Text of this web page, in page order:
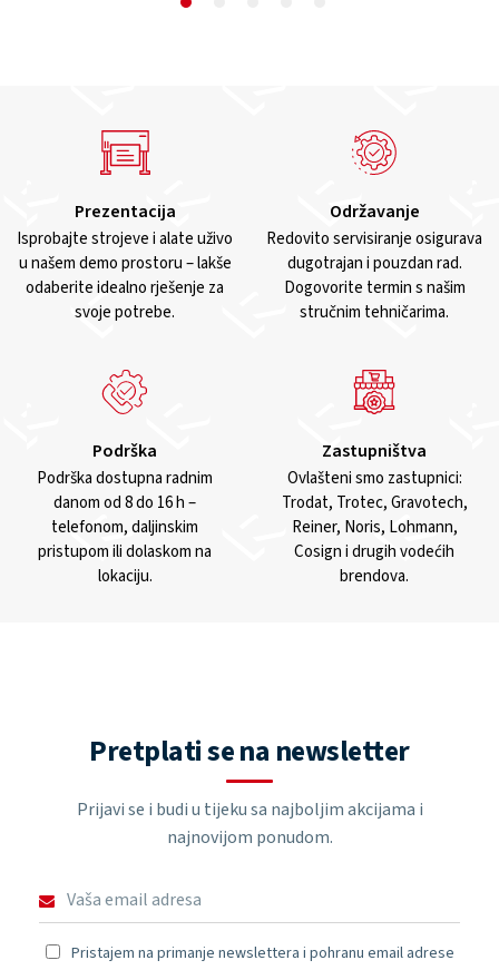
Prezentacija
Isprobajte strojeve i alate uživo
u našem demo prostoru – lakše
odaberite idealno rješenje za
svoje potrebe.
Održavanje
Redovito servisiranje osigurava
dugotrajan i pouzdan rad.
Dogovorite termin s našim
stručnim tehničarima.
Podrška
Podrška dostupna radnim
danom od 8 do 16 h –
telefonom, daljinskim
pristupom ili dolaskom na
lokaciju.
Zastupništva
Ovlašteni smo zastupnici:
Trodat, Trotec, Gravotech,
Reiner, Noris, Lohmann,
Cosign i drugih vodećih
brendova.
Pretplati se na newsletter
Prijavi se i budi u tijeku sa najboljim akcijama i
najnovijom ponudom.
Pristajem na primanje newslettera i pohranu email adrese